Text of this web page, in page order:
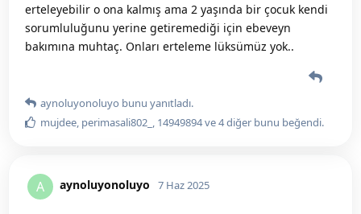
erteleyebilir o ona kalmış ama 2 yaşında bir çocuk kendi
sorumluluğunu yerine getiremediği için ebeveyn
bakımına muhtaç. Onları erteleme lüksümüz yok..
aynoluyonoluyo bunu yanıtladı.
mujdee perimasali802_ 14949894ve4diğer bunu beğendi.
A aynoluyonoluyo 7 Haz 2025